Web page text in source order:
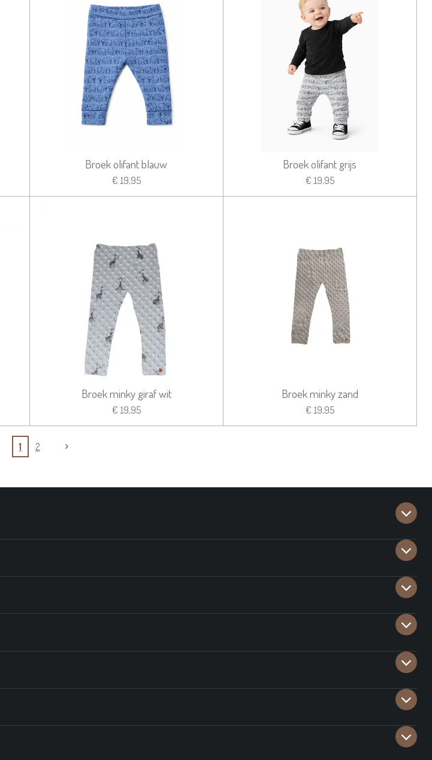
Broek olifant blauw
€ 19,95
Broek olifant grijs
€ 19,95
Broek minky giraf wit
€ 19,95
Broek minky zand
€ 19,95
1 2